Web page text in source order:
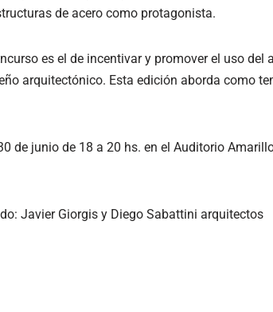
de acero como protagonista.
es el de incentivar y promover el uso del
arquitectónico. Esta edición aborda como
de junio de 18 a 20 hs. en el Auditorio
Javier Giorgis y Diego Sabattini arquitectos